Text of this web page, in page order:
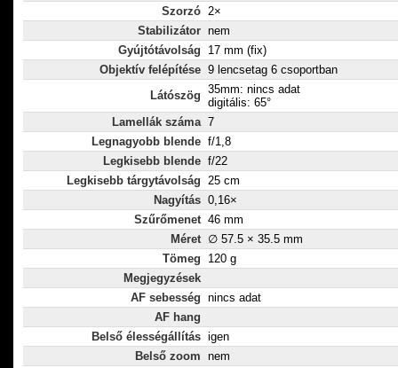
Szorzó 2×
Stabilizátor nem
Gyújtótávolság
17 mm (fix)
Objektív felépítése 9 lencsetag 6 csoportban
Látószög 35mm: nincs adat
digitális: 65°
Lamellák száma 7
Legnagyobb blende f/1,8
Legkisebb blende f/22
Legkisebb tárgytávolság 25 cm
Nagyítás 0,16×
Szűrőmenet 46 mm
Méret ∅ 57.5 × 35.5 mm
Tömeg
120 g
Megjegyzések
AF sebesség nincs adat
AF hang
Belső élességállítás igen
Belső zoom nem